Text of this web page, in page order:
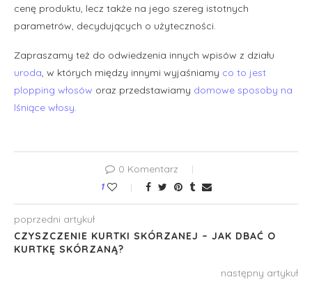
cenę produktu, lecz także na jego szereg istotnych
parametrów, decydujących o użyteczności.
Zapraszamy też do odwiedzenia innych wpisów z działu
uroda, w których między innymi wyjaśniamy co to jest
plopping włosów oraz przedstawiamy domowe sposoby na
lśniące włosy.
0 Komentarz
1
poprzedni artykuł
CZYSZCZENIE KURTKI SKÓRZANEJ – JAK DBAĆ O
KURTKĘ SKÓRZANĄ?
następny artykuł